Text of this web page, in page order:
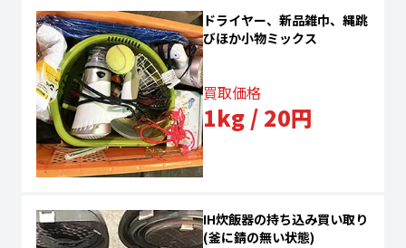
ドライヤー、新品雑巾、縄跳
びほか小物ミックス
買取価格
1kg / 20円
IH炊飯器の持ち込み買い取り
(釜に錆の無い状態)